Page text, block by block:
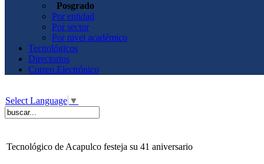
Posgrado
Por entidad
Por sector
Por nivel académico
Tecnológicos
Directorios
Correo Electrónico
Select Language ▼
Tecnológico de Acapulco festeja su 41 aniversario